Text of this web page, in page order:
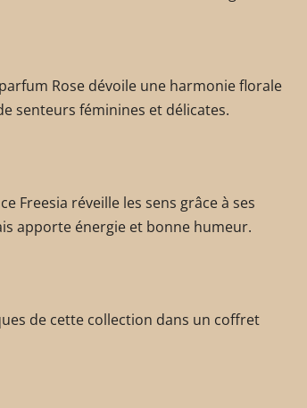
Rose dévoile une harmonie florale
senteurs féminines et délicates.
Freesia réveille les sens grâce à ses
apporte énergie et bonne humeur.
de cette collection dans un coffret